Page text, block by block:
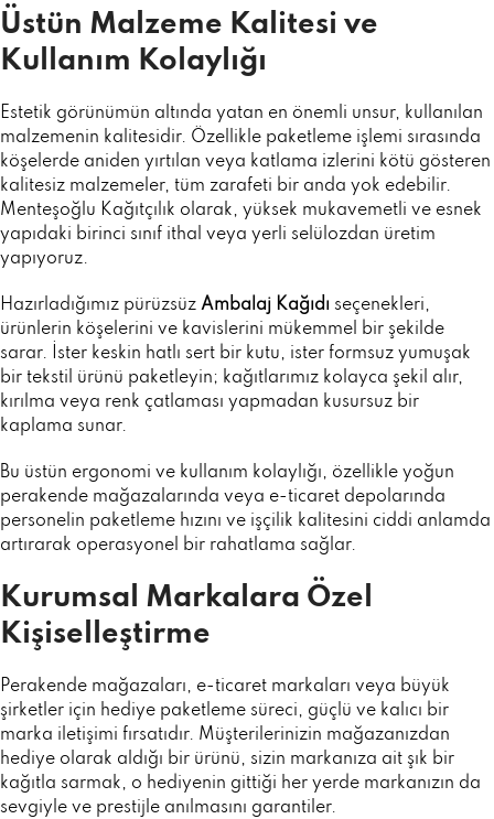
Üstün Malzeme Kalitesi ve
Kullanım Kolaylığı
Estetik görünümün altında yatan en önemli unsur, kullanılan
malzemenin kalitesidir. Özellikle paketleme işlemi sırasında
köşelerde aniden yırtılan veya katlama izlerini kötü gösteren
kalitesiz malzemeler, tüm zarafeti bir anda yok edebilir.
Menteşoğlu Kağıtçılık olarak, yüksek mukavemetli ve esnek
yapıdaki birinci sınıf ithal veya yerli selülozdan üretim
yapıyoruz.
Hazırladığımız pürüzsüz Ambalaj Kağıdı seçenekleri,
ürünlerin köşelerini ve kavislerini mükemmel bir şekilde
sarar. İster keskin hatlı sert bir kutu, ister formsuz yumuşak
bir tekstil ürünü paketleyin; kağıtlarımız kolayca şekil alır,
kırılma veya renk çatlaması yapmadan kusursuz bir
kaplama sunar.
Bu üstün ergonomi ve kullanım kolaylığı, özellikle yoğun
perakende mağazalarında veya e-ticaret depolarında
personelin paketleme hızını ve işçilik kalitesini ciddi anlamda
artırarak operasyonel bir rahatlama sağlar.
Kurumsal Markalara Özel
Kişiselleştirme
Perakende mağazaları, e-ticaret markaları veya büyük
şirketler için hediye paketleme süreci, güçlü ve kalıcı bir
marka iletişimi fırsatıdır. Müşterilerinizin mağazanızdan
hediye olarak aldığı bir ürünü, sizin markanıza ait şık bir
kağıtla sarmak, o hediyenin gittiği her yerde markanızın da
sevgiyle ve prestijle anılmasını garantiler.